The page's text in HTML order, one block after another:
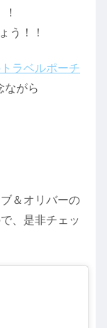
う！！
ラベルポーチ
ながら
＆オリバーの
、是非チェッ